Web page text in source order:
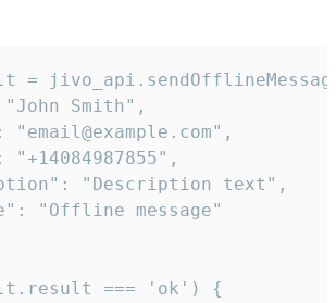
=
Smith",
"email@example.com",
"+14084987855",
"Description text",
"Offline message"
=== 'ok') {